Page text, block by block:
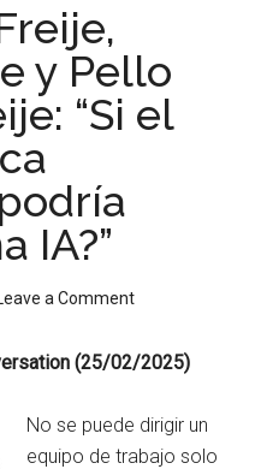
y Pello
“Si el
IA?”
a Comment
(25/02/2025)
No se puede dirigir un
equipo de trabajo solo